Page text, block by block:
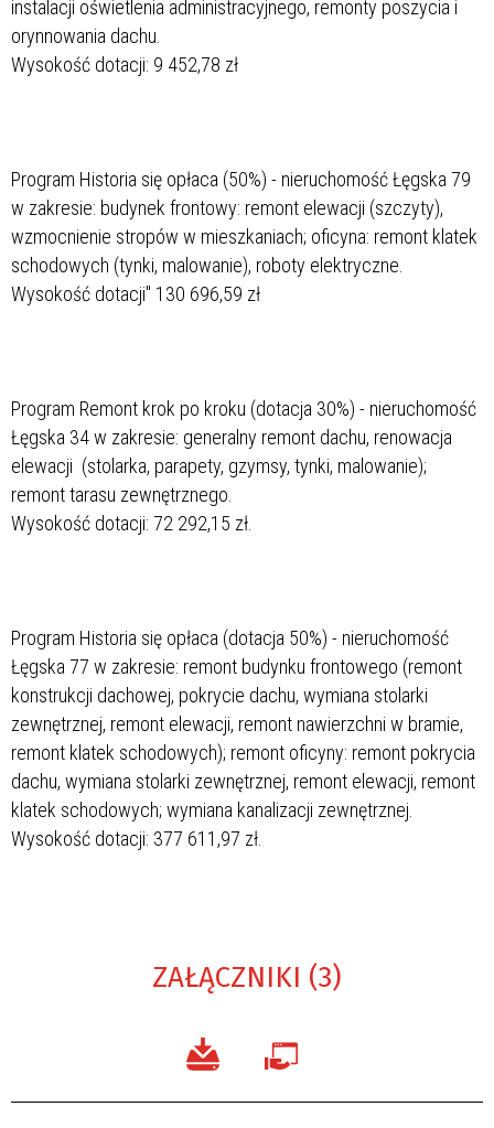
instalacji oświetlenia administracyjnego, remonty poszycia i
orynnowania dachu.
Wysokość dotacji: 9 452,78 zł
Program Historia się opłaca (50%) - nieruchomość Łęgska 79
w zakresie: budynek frontowy: remont elewacji (szczyty),
wzmocnienie stropów w mieszkaniach; oficyna: remont klatek
schodowych (tynki, malowanie), roboty elektryczne.
Wysokość dotacji" 130 696,59 zł
Program Remont krok po kroku (dotacja 30%) - nieruchomość
Łęgska 34 w zakresie: generalny remont dachu, renowacja
elewacji (stolarka, parapety, gzymsy, tynki, malowanie);
remont tarasu zewnętrznego.
Wysokość dotacji: 72 292,15 zł.
Program Historia się opłaca (dotacja 50%) - nieruchomość
Łęgska 77 w zakresie: remont budynku frontowego (remont
konstrukcji dachowej, pokrycie dachu, wymiana stolarki
zewnętrznej, remont elewacji, remont nawierzchni w bramie,
remont klatek schodowych); remont oficyny: remont pokrycia
dachu, wymiana stolarki zewnętrznej, remont elewacji, remont
klatek schodowych; wymiana kanalizacji zewnętrznej.
Wysokość dotacji: 377 611,97 zł.
ZAŁĄCZNIKI (3)